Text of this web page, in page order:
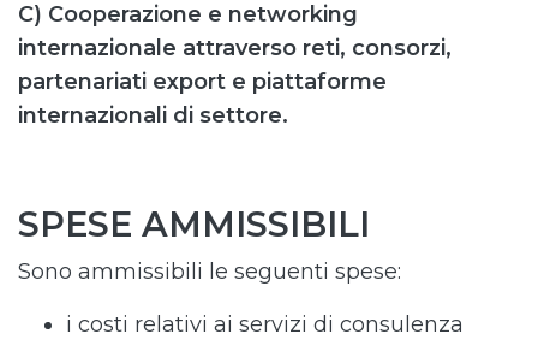
C) Cooperazione e networking
internazionale attraverso reti, consorzi,
partenariati export e piattaforme
internazionali di settore.
SPESE AMMISSIBILI
Sono ammissibili le seguenti spese:
i costi relativi ai servizi di consulenza